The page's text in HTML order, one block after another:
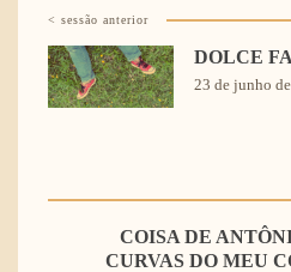
< sessão anterior
DOLCE
23 de junho
COISA DE
CURVAS DO MEU